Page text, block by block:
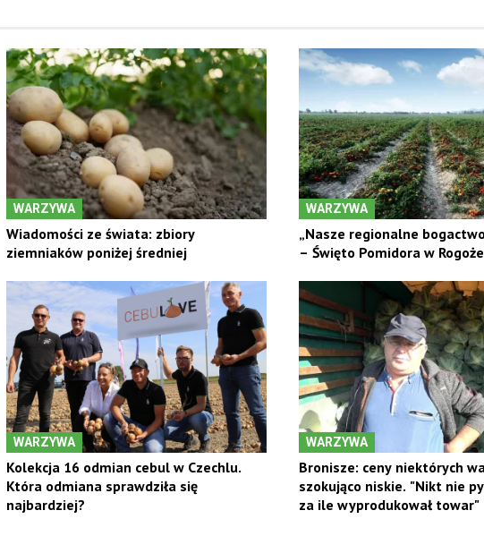
WARZYWA
Wiadomości ze świata: zbiory
ziemniaków poniżej średniej
WARZYWA
„Nasze regionalne
– Święto Pomidora w
WARZYWA
Kolekcja 16 odmian cebul w Czechlu.
Która odmiana sprawdziła się
najbardziej?
WARZYWA
Bronisze: ceny niektórych
szokująco niskie. "Nikt nie
za ile wyprodukował towar"